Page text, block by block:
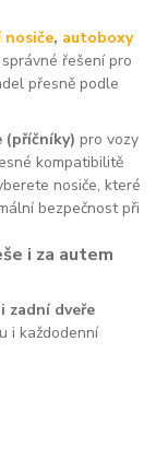
nosiče, autoboxy
řešení pro
přesně podle
(příčníky) pro vozy
kompatibilitě
nosiče, které
bezpečnost při
i za autem
zadní dveře
i každodenní